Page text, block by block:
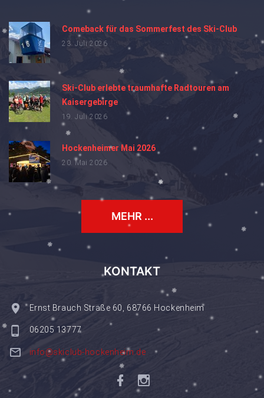
Comeback für das Sommerfest des Ski-Club
23. Juli 2026
Ski-Club erlebte traumhafte Radtouren am
Kaisergebirge
19. Juli 2026
Hockenheimer Mai 2026
20. Mai 2026
MEHR ...
KONTAKT
Ernst Brauch Straße 60, 68766 Hockenheim
06205 13777
info@skiclub-hockenheim.de